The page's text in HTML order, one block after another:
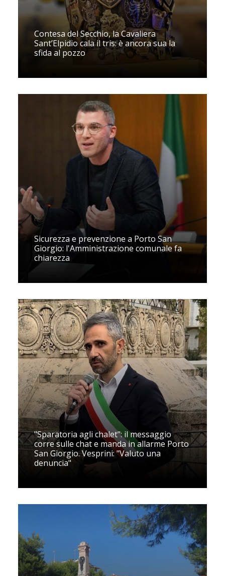
Contesa del Secchio, la Cavaliera
Sant’Elpidio cala il tris: è ancora sua la
sfida al pozzo
Sicurezza e prevenzione a Porto San
Giorgio: l'Amministrazione comunale fa
chiarezza
"Sparatoria agli chalet": il messaggio
corre sulle chat e manda in allarme Porto
San Giorgio. Vesprini: "Valuto una
denuncia"